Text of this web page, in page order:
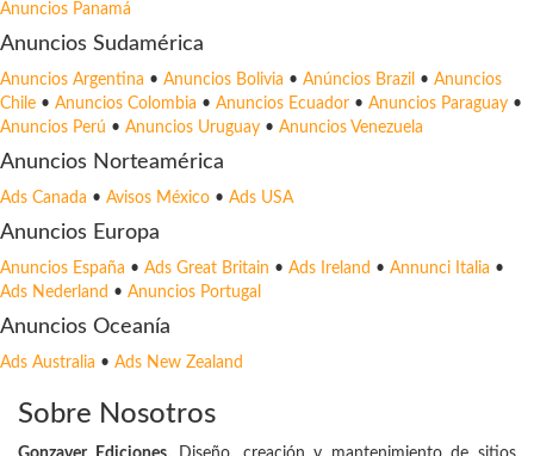
Anuncios Panamá
Anuncios Sudamérica
Anuncios Argentina • Anuncios Bolivia • Anúncios Brazil • Anuncios
Chile • Anuncios Colombia • Anuncios Ecuador • Anuncios Paraguay •
Anuncios Perú • Anuncios Uruguay • Anuncios Venezuela
Anuncios Norteamérica
Ads Canada • Avisos México • Ads USA
Anuncios Europa
Anuncios España • Ads Great Britain • Ads Ireland • Annunci Italia •
Ads Nederland • Anuncios Portugal
Anuncios Oceanía
Ads Australia • Ads New Zealand
Sobre Nosotros